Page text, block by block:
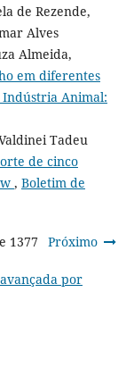
de Rezende,
Alves
Almeida,
em diferentes
Animal:
Tadeu
de cinco
, Boletim de
1377 Próximo
por